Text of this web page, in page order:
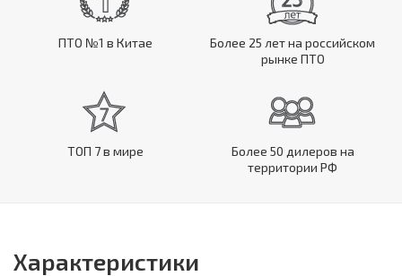
ПТО №1 в Китае
Более 25 лет на российском
рынке ПТО
ТОП 7 в мире
Более 50 дилеров на
территории РФ
Характеристики